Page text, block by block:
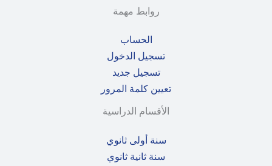
روابط مهمة
الحساب
تسجيل الدخول
تسجيل جديد
تعيين كلمة المرور
الأقسام الدراسية
سنة أولى ثانوي
سنة ثانية ثانوي